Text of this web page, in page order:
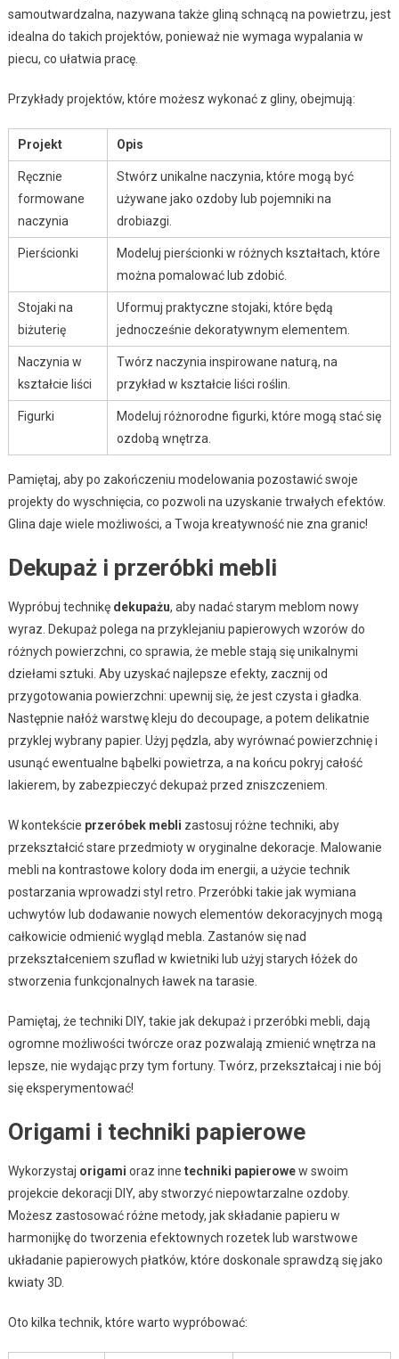
samoutwardzalna, nazywana także gliną schnącą na powietrzu, jest
idealna do takich projektów, ponieważ nie wymaga wypalania w
piecu, co ułatwia pracę.
Przykłady projektów, które możesz wykonać z gliny, obejmują:
Projekt Opis
Ręcznie
formowane
naczynia
Stwórz unikalne naczynia, które mogą być
używane jako ozdoby lub pojemniki na
drobiazgi.
Pierścionki
Modeluj pierścionki w różnych kształtach, które
można pomalować lub zdobić.
Stojaki na
biżuterię
Uformuj praktyczne stojaki, które będą
jednocześnie dekoratywnym elementem.
Naczynia w
kształcie liści
Twórz naczynia inspirowane naturą, na
przykład w kształcie liści roślin.
Figurki
Modeluj różnorodne figurki, które mogą stać się
ozdobą wnętrza.
Pamiętaj, aby po zakończeniu modelowania pozostawić swoje
projekty do wyschnięcia, co pozwoli na uzyskanie trwałych efektów.
Glina daje wiele możliwości, a Twoja kreatywność nie zna granic!
Dekupaż i przeróbki mebli
Wypróbuj technikę dekupażu, aby nadać starym meblom nowy
wyraz. Dekupaż polega na przyklejaniu papierowych wzorów do
różnych powierzchni, co sprawia, że meble stają się unikalnymi
dziełami sztuki. Aby uzyskać najlepsze efekty, zacznij od
przygotowania powierzchni: upewnij się, że jest czysta i gładka.
Następnie nałóż warstwę kleju do decoupage, a potem delikatnie
przyklej wybrany papier. Użyj pędzla, aby wyrównać powierzchnię i
usunąć ewentualne bąbelki powietrza, a na końcu pokryj całość
lakierem, by zabezpieczyć dekupaż przed zniszczeniem.
W kontekście przeróbek mebli zastosuj różne techniki, aby
przekształcić stare przedmioty w oryginalne dekoracje. Malowanie
mebli na kontrastowe kolory doda im energii, a użycie technik
postarzania wprowadzi styl retro. Przeróbki takie jak wymiana
uchwytów lub dodawanie nowych elementów dekoracyjnych mogą
całkowicie odmienić wygląd mebla. Zastanów się nad
przekształceniem szuflad w kwietniki lub użyj starych łóżek do
stworzenia funkcjonalnych ławek na tarasie.
Pamiętaj, że techniki DIY, takie jak dekupaż i przeróbki mebli, dają
ogromne możliwości twórcze oraz pozwalają zmienić wnętrza na
lepsze, nie wydając przy tym fortuny. Twórz, przekształcaj i nie bój
się eksperymentować!
Origami i techniki papierowe
Wykorzystaj origami oraz inne techniki papierowew swoim
projekcie dekoracji DIY, aby stworzyć niepowtarzalne ozdoby.
Możesz zastosować różne metody, jak składanie papieru w
harmonijkę do tworzenia efektownych rozetek lub warstwowe
układanie papierowych płatków, które doskonale sprawdzą się jako
kwiaty 3D.
Oto kilka technik, które warto wypróbować: